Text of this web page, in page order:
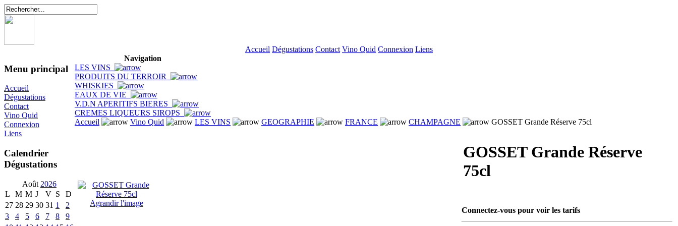
Accueil Dégustations Contact Vino Quid Connexion Liens
Menu principal
Accueil
Dégustations
Contact
Vino Quid
Connexion
Liens
Calendrier
Dégustations
Août 2026
L
M M J V S
D
27 28 29 30 31 1
2
3
4 5 6 7 8
9
Navigation
LES VINS
PRODUITS DU TERROIR
WHISKIES
EAUX DE VIE
V.D.N APERITIFS BIERES
CREMES LIQUEURS SIROPS
Accueil
Vino Quid LES VINS GEOGRAPHIE FRANCE CHAMPAGNE GOSSET Grande Réserve 75cl
Agrandir l'image
GOSSET Grande Réserve
75cl
Connectez-vous pour voir les tarifs